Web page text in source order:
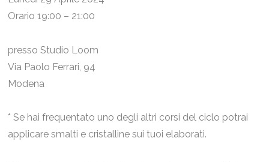
Orario 19:00 – 21:00
presso Studio Loom
Via Paolo Ferrari, 94
Modena
* Se hai frequentato uno degli altri corsi del ciclo potrai
applicare smalti e cristalline sui tuoi elaborati.